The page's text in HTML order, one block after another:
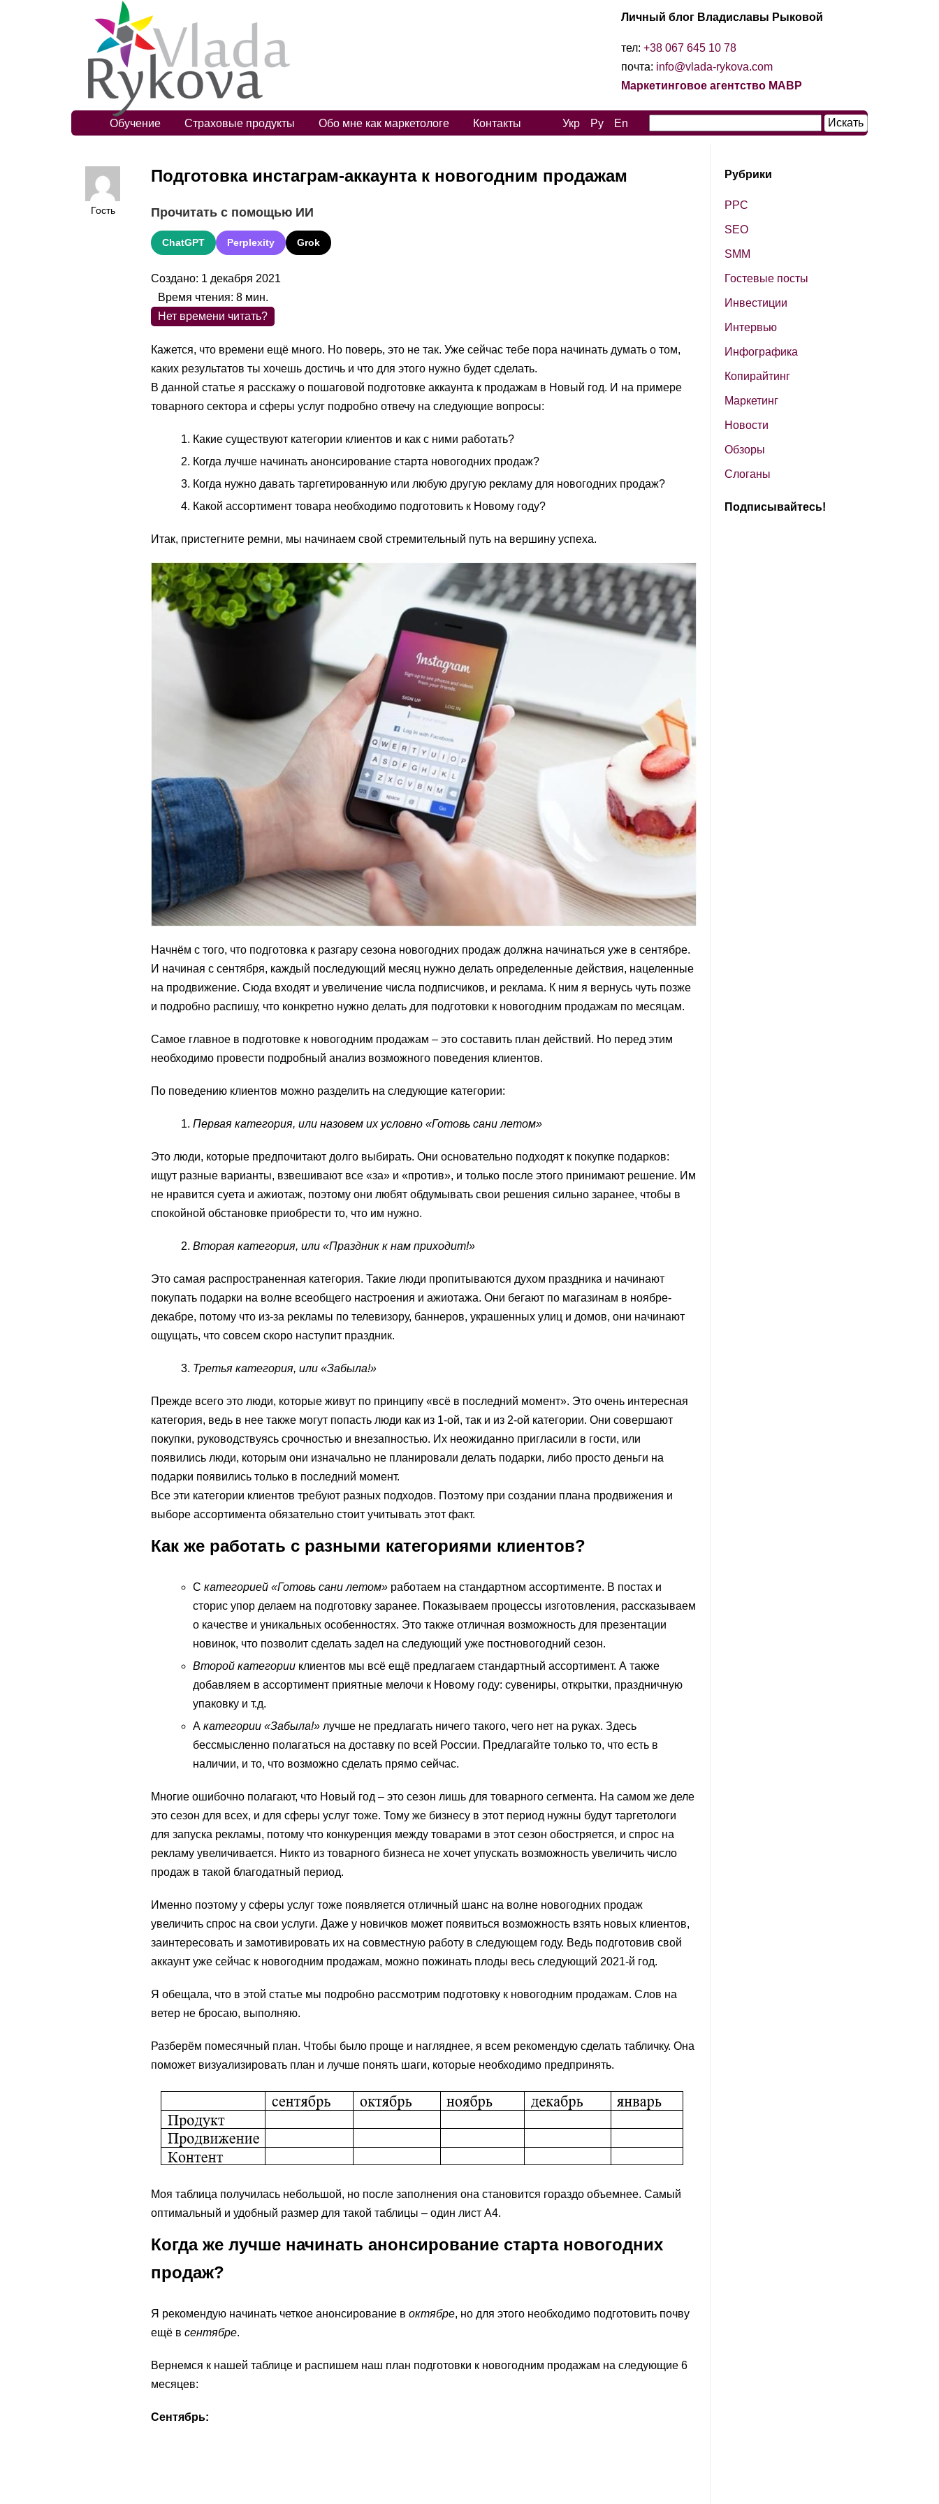
Личный блог Владиславы Рыковой
тел: +38 067 645 10 78
почта: info@vlada-rykova.com
Маркетинговое агентство МАВР
Обучение Страховые продукты Обо мне как маркетологе Контакты Укр Ру En
Гость
Подготовка инстаграм-аккаунта к новогодним продажам
Прочитать с помощью ИИ
ChatGPT Perplexity Grok
Создано: 1 декабря 2021
Нет времени читать?
Время чтения: 8 мин.
Кажется, что времени ещё много. Но поверь, это не так. Уже сейчас тебе пора начинать думать о том,
каких результатов ты хочешь достичь и что для этого нужно будет сделать.
В данной статье я расскажу о пошаговой подготовке аккаунта к продажам в Новый год. И на примере
товарного сектора и сферы услуг подробно отвечу на следующие вопросы:
Какие существуют категории клиентов и как с ними работать?
Когда лучше начинать анонсирование старта новогодних продаж?
Когда нужно давать таргетированную или любую другую рекламу для новогодних продаж?
Какой ассортимент товара необходимо подготовить к Новому году?
Итак, пристегните ремни, мы начинаем свой стремительный путь на вершину успеха.
Начнём с того, что подготовка к разгару сезона новогодних продаж должна начинаться уже в сентябре.
И начиная с сентября, каждый последующий месяц нужно делать определенные действия, нацеленные
на продвижение. Сюда входят и увеличение числа подписчиков, и реклама. К ним я вернусь чуть позже
и подробно распишу, что конкретно нужно делать для подготовки к новогодним продажам по месяцам.
Самое главное в подготовке к новогодним продажам – это составить план действий. Но перед этим
необходимо провести подробный анализ возможного поведения клиентов.
По поведению клиентов можно разделить на следующие категории:
Первая категория, или назовем их условно «Готовь сани летом»
Это люди, которые предпочитают долго выбирать. Они основательно подходят к покупке подарков:
ищут разные варианты, взвешивают все «за» и «против», и только после этого принимают решение. Им
не нравится суета и ажиотаж, поэтому они любят обдумывать свои решения сильно заранее, чтобы в
спокойной обстановке приобрести то, что им нужно.
Вторая категория, или «Праздник к нам приходит!»
Это самая распространенная категория. Такие люди пропитываются духом праздника и начинают
покупать подарки на волне всеобщего настроения и ажиотажа. Они бегают по магазинам в ноябре-
декабре, потому что из-за рекламы по телевизору, баннеров, украшенных улиц и домов, они начинают
ощущать, что совсем скоро наступит праздник.
Третья категория, или «Забыла!»
Прежде всего это люди, которые живут по принципу «всё в последний момент». Это очень интересная
категория, ведь в нее также могут попасть люди как из 1-ой, так и из 2-ой категории. Они совершают
покупки, руководствуясь срочностью и внезапностью. Их неожиданно пригласили в гости, или
появились люди, которым они изначально не планировали делать подарки, либо просто деньги на
подарки появились только в последний момент.
Все эти категории клиентов требуют разных подходов. Поэтому при создании плана продвижения и
выборе ассортимента обязательно стоит учитывать этот факт.
Как же работать с разными категориями клиентов?
С категорией «Готовь сани летом» работаем на стандартном ассортименте. В постах и
сторис упор делаем на подготовку заранее. Показываем процессы изготовления, рассказываем
о качестве и уникальных особенностях. Это также отличная возможность для презентации
новинок, что позволит сделать задел на следующий уже постновогодний сезон.
Второй категории клиентов мы всё ещё предлагаем стандартный ассортимент. А также
добавляем в ассортимент приятные мелочи к Новому году: сувениры, открытки, праздничную
упаковку и т.д.
А категории «Забыла!» лучше не предлагать ничего такого, чего нет на руках. Здесь
бессмысленно полагаться на доставку по всей России. Предлагайте только то, что есть в
наличии, и то, что возможно сделать прямо сейчас.
Многие ошибочно полагают, что Новый год – это сезон лишь для товарного сегмента. На самом же деле
это сезон для всех, и для сферы услуг тоже. Тому же бизнесу в этот период нужны будут таргетологи
для запуска рекламы, потому что конкуренция между товарами в этот сезон обостряется, и спрос на
рекламу увеличивается. Никто из товарного бизнеса не хочет упускать возможность увеличить число
продаж в такой благодатный период.
Именно поэтому у сферы услуг тоже появляется отличный шанс на волне новогодних продаж
увеличить спрос на свои услуги. Даже у новичков может появиться возможность взять новых клиентов,
заинтересовать и замотивировать их на совместную работу в следующем году. Ведь подготовив свой
аккаунт уже сейчас к новогодним продажам, можно пожинать плоды весь следующий 2021-й год.
Я обещала, что в этой статье мы подробно рассмотрим подготовку к новогодним продажам. Слов на
ветер не бросаю, выполняю.
Разберём помесячный план. Чтобы было проще и нагляднее, я всем рекомендую сделать табличку. Она
поможет визуализировать план и лучше понять шаги, которые необходимо предпринять.
Моя таблица получилась небольшой, но после заполнения она становится гораздо объемнее. Самый
оптимальный и удобный размер для такой таблицы – один лист А4.
Когда же лучше начинать анонсирование старта новогодних
продаж?
Я рекомендую начинать четкое анонсирование в октябре, но для этого необходимо подготовить почву
ещё в сентябре.
Вернемся к нашей таблице и распишем наш план подготовки к новогодним продажам на следующие 6
месяцев:
Сентябрь:
Рубрики
PPC
SЕО
SМM
Гостевые посты
Инвестиции
Интервью
Инфографика
Копирайтинг
Маркетинг
Новости
Обзоры
Слоганы
Подписывайтесь!